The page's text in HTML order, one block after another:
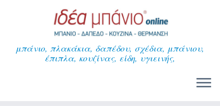
μπάνιο, πλακάκια, δαπέδου, σχέδια, μπάνιου,
έπιπλα, κουζίνας, είδη, υγιεινής,